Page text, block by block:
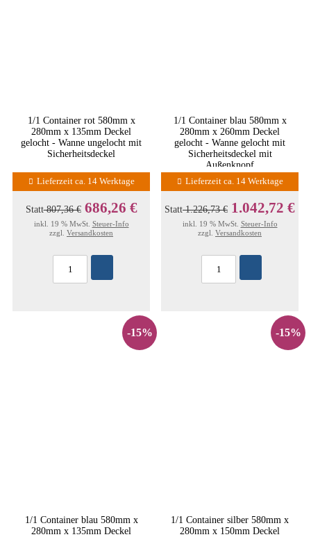
1/1 Container rot 580mm x
280mm x 135mm Deckel
gelocht - Wanne ungelocht mit
Sicherheitsdeckel
Lieferzeit ca. 14 Werktage
Statt807,36 € 686,26 €
inkl. 19 % MwSt. Steuer-Info
zzgl. Versandkosten
1/1 Container blau 580mm x
280mm x 260mm Deckel
gelocht - Wanne gelocht mit
Sicherheitsdeckel mit
Außenknopf
Lieferzeit ca. 14 Werktage
Statt1.226,73 € 1.042,72 €
inkl. 19 % MwSt. Steuer-Info
zzgl. Versandkosten
-15%
1/1 Container blau 580mm x
280mm x 135mm Deckel
-15%
1/1 Container silber 580mm x
280mm x 150mm Deckel